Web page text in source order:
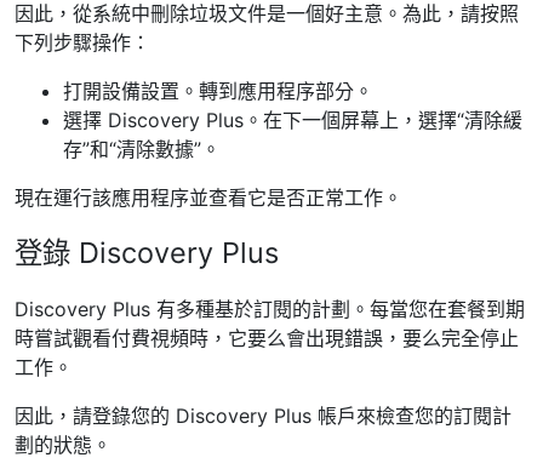
因此，從系統中刪除垃圾文件是一個好主意。為此，請按照
下列步驟操作：
打開設備設置。轉到應用程序部分。
選擇 Discovery Plus。在下一個屏幕上，選擇“清除緩
存”和“清除數據”。
現在運行該應用程序並查看它是否正常工作。
登錄 Discovery Plus
Discovery Plus 有多種基於訂閱的計劃。每當您在套餐到期
時嘗試觀看付費視頻時，它要么會出現錯誤，要么完全停止
工作。
因此，請登錄您的 Discovery Plus 帳戶來檢查您的訂閱計
劃的狀態。